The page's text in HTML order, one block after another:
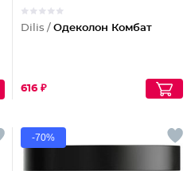
Dilis / Одеколон Комбат
616 ₽
-70%